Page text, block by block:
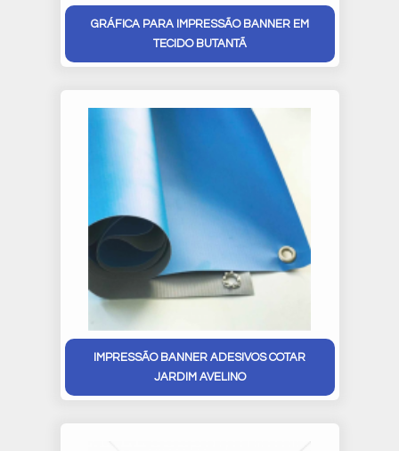
GRÁFICA PARA IMPRESSÃO BANNER EM
TECIDO BUTANTÃ
IMPRESSÃO BANNER ADESIVOS COTAR
JARDIM AVELINO